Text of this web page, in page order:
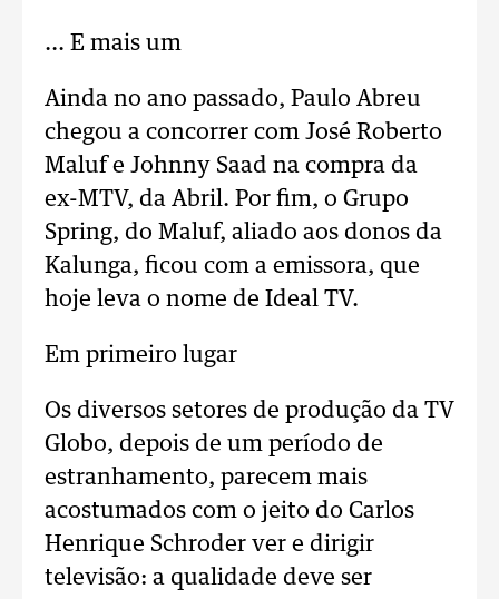
... E mais um
Ainda no ano passado, Paulo Abreu
chegou a concorrer com José Roberto
Maluf e Johnny Saad na compra da
ex-MTV, da Abril. Por fim, o Grupo
Spring, do Maluf, aliado aos donos da
Kalunga, ficou com a emissora, que
hoje leva o nome de Ideal TV.
Em primeiro lugar
Os diversos setores de produção da TV
Globo, depois de um período de
estranhamento, parecem mais
acostumados com o jeito do Carlos
Henrique Schroder ver e dirigir
televisão: a qualidade deve ser